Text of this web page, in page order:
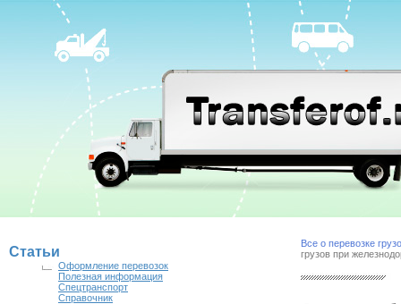
Статьи
Оформление перевозок
Полезная информация
Спецтранспорт
Справочник
Все о перевозке
грузов при